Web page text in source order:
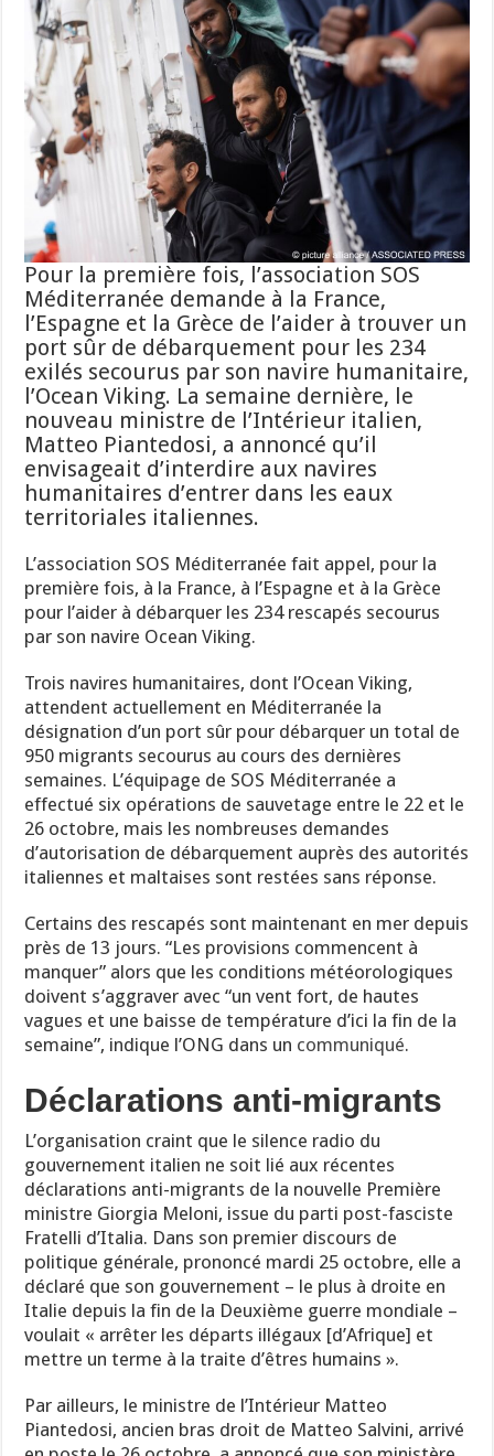
Pour la première fois, l’association SOS
Méditerranée demande à la France,
l’Espagne et la Grèce de l’aider à trouver un
port sûr de débarquement pour les 234
exilés secourus par son navire humanitaire,
l’Ocean Viking. La semaine dernière, le
nouveau ministre de l’Intérieur italien,
Matteo Piantedosi, a annoncé qu’il
envisageait d’interdire aux navires
humanitaires d’entrer dans les eaux
territoriales italiennes.
L’association SOS Méditerranée fait appel, pour la
première fois, à la France, à l’Espagne et à la Grèce
pour l’aider à débarquer les 234 rescapés secourus
par son navire Ocean Viking.
Trois navires humanitaires, dont l’Ocean Viking,
attendent actuellement en Méditerranée la
désignation d’un port sûr pour débarquer un total de
950 migrants secourus au cours des dernières
semaines. L’équipage de SOS Méditerranée a
effectué six opérations de sauvetage entre le 22 et le
26 octobre, mais les nombreuses demandes
d’autorisation de débarquement auprès des autorités
italiennes et maltaises sont restées sans réponse.
Certains des rescapés sont maintenant en mer depuis
près de 13 jours. “Les provisions commencent à
manquer” alors que les conditions météorologiques
doivent s’aggraver avec “un vent fort, de hautes
vagues et une baisse de température d’ici la fin de la
semaine”, indique l’ONG dans un communiqué.
Déclarations anti-migrants
L’organisation craint que le silence radio du
gouvernement italien ne soit lié aux récentes
déclarations anti-migrants de la nouvelle Première
ministre Giorgia Meloni, issue du parti post-fasciste
Fratelli d’Italia. Dans son premier discours de
politique générale, prononcé mardi 25 octobre, elle a
déclaré que son gouvernement – le plus à droite en
Italie depuis la fin de la Deuxième guerre mondiale –
voulait « arrêter les départs illégaux [d’Afrique] et
mettre un terme à la traite d’êtres humains ».
Par ailleurs, le ministre de l’Intérieur Matteo
Piantedosi, ancien bras droit de Matteo Salvini, arrivé